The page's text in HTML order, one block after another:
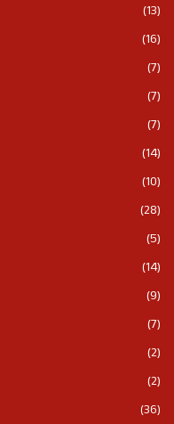
(13)
(16)
(7)
(7)
(7)
(14)
(10)
(28)
(5)
(14)
(9)
(7)
(2)
(2)
(36)